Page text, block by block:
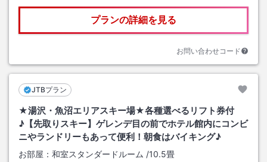
プランの詳細を見る
お問い合わせコード
JTBプラン
★湯沢・魚沼エリアスキー場★各種選べるリフト券付
♪【先取りスキー】ゲレンデ目の前でホテル館内にコンビ
ニやランドリーもあって便利！朝食はバイキング♪
お部屋： 和室スタンダードルーム /10.5畳